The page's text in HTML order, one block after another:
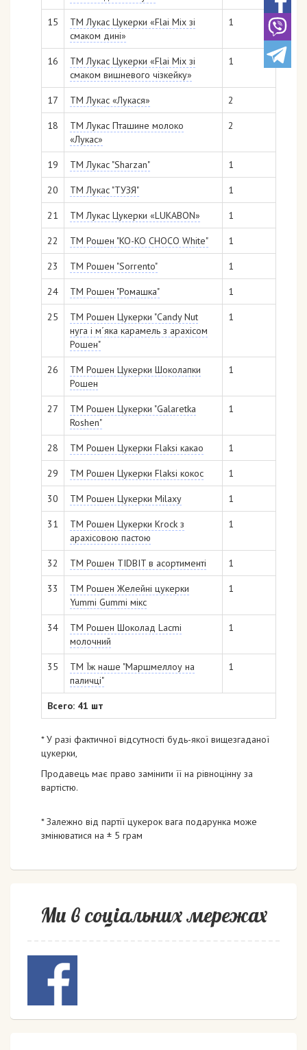
15
ТМ Лукас Цукерки «Flai Mix зі
смаком дині»
1
16
ТМ Лукас Цукерки «Flai Mix зі
смаком вишневого чізкейку»
1
17 ТМ Лукас «Лукася» 2
18
ТМ Лукас Пташине молоко
«Лукас»
2
19 ТМ Лукас "Sharzan" 1
20 ТМ Лукас "ТУЗЯ" 1
21 ТМ Лукас Цукерки «LUKABON» 1
22 ТМ Рошен "KO-KO CHOCO White" 1
23 ТМ Рошен "Sorrento" 1
24 ТМ Рошен "Ромашка" 1
25
ТМ Рошен Цукерки "Candy Nut
нуга і м´яка карамель з арахісом
Рошен"
1
26
ТМ Рошен Цукерки Шоколапки
Рошен
1
27
ТМ Рошен Цукерки "Galaretka
Roshen"
1
28 ТМ Рошен Цукерки Flaksi какао 1
29 ТМ Рошен Цукерки Flaksi кокос 1
30 ТМ Рошен Цукерки Milaxy 1
31
ТМ Рошен Цукерки Krock з
арахісовою пастою
1
32 ТМ Рошен TIDBIT в асортименті 1
33
ТМ Рошен Желейні цукерки
Yummi Gummi мікс
1
34
ТМ Рошен Шоколад Lacmi
молочний
1
35
ТМ Їж наше "Маршмеллоу на
паличці"
1
Всего: 41 шт
* У разі фактичної відсутності будь-якої вищезгаданої
цукерки,
Продавець має право замінити її на рівноцінну за
вартістю.
* Залежно від партії цукерок вага подарунка може
змінюватися на ± 5 грам
Ми в соціальних мережах